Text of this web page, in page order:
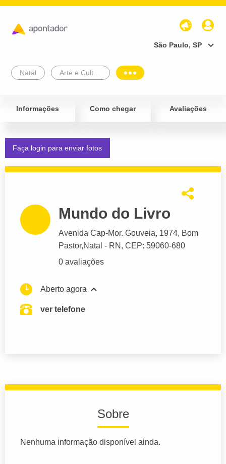
São Paulo, SP
Natal
Informações Como chegar Avaliações
Faça login para enviar fotos
Mundo do Livro
Avenida Cap-Mor. Gouveia, 1974, Bom
Pastor,Natal - RN, CEP: 59060-680
0 avaliações
Aberto agora
ver telefone
Sobre
Nenhuma informação disponível ainda.